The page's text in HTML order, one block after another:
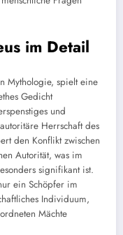
im Detail
Mythologie, spielt eine
Gedicht
und
Herrschaft des
den Konflikt zwischen
Autorität, was im
signifikant ist.
ein Schöpfer im
Individuum,
Mächte